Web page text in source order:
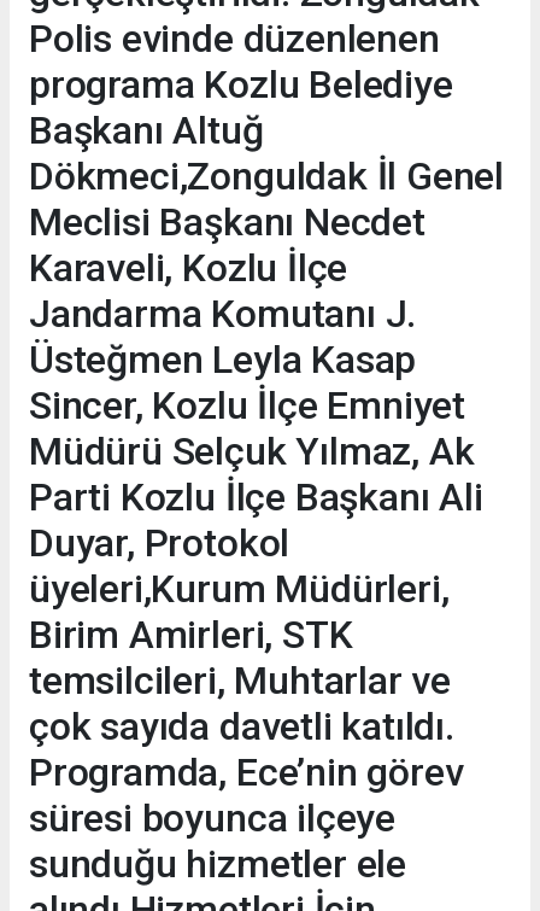
Polis evinde düzenlenen
programa Kozlu Belediye
Başkanı Altuğ
Dökmeci,Zonguldak İl Genel
Meclisi Başkanı Necdet
Karaveli, Kozlu İlçe
Jandarma Komutanı J.
Üsteğmen Leyla Kasap
Sincer, Kozlu İlçe Emniyet
Müdürü Selçuk Yılmaz, Ak
Parti Kozlu İlçe Başkanı Ali
Duyar, Protokol
üyeleri,Kurum Müdürleri,
Birim Amirleri, STK
temsilcileri, Muhtarlar ve
çok sayıda davetli katıldı.
Programda, Ece’nin görev
süresi boyunca ilçeye
sunduğu hizmetler ele